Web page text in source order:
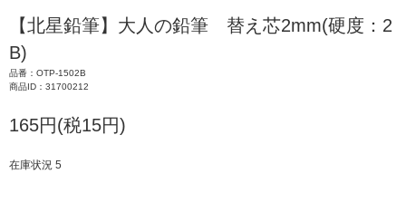
【北星鉛筆】大人の鉛筆 替え芯2mm(硬度：2
B)
品番：OTP-1502B
商品ID：31700212
165円(税15円)
在庫状況 5